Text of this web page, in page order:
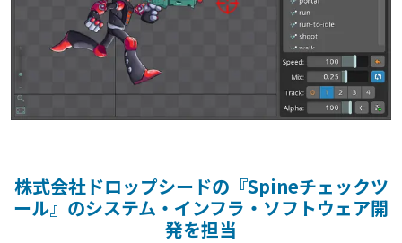
株式会社ドロップシードの『Spineチェックツ
ール』のシステム・インフラ・ソフトウェア開
発を担当